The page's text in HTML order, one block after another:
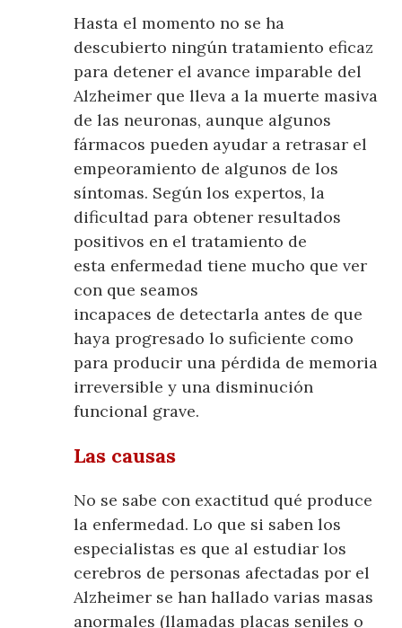
Hasta el momento no se ha
descubierto ningún tratamiento eficaz
para detener el avance imparable del
Alzheimer que lleva a la muerte masiva
de las neuronas, aunque algunos
fármacos pueden ayudar a retrasar el
empeoramiento de algunos de los
síntomas. Según los expertos, la
dificultad para obtener resultados
positivos en el tratamiento de
esta enfermedad tiene mucho que ver
con que seamos
incapaces de detectarla antes de que
haya progresado lo suficiente como
para producir una pérdida de memoria
irreversible y una disminución
funcional grave.
Las causas
No se sabe con exactitud qué produce
la enfermedad. Lo que si saben los
especialistas es que al estudiar los
cerebros de personas afectadas por el
Alzheimer se han hallado varias masas
anormales (llamadas placas seniles o